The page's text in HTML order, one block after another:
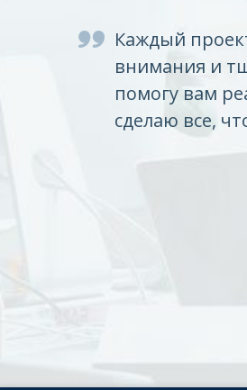
Каждый
внимания и
помогу вам
сделаю все,